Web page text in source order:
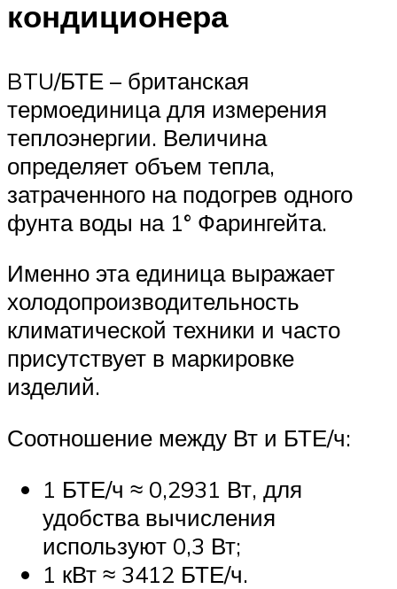
кондиционера
BTU/БТЕ – британская
термоединица для измерения
теплоэнергии. Величина
определяет объем тепла,
затраченного на подогрев одного
фунта воды на 1° Фарингейта.
Именно эта единица выражает
холодопроизводительность
климатической техники и часто
присутствует в маркировке
изделий.
Соотношение между Вт и БТЕ/ч:
1 БТЕ/ч ≈ 0,2931 Вт, для
удобства вычисления
используют 0,3 Вт;
1 кВт ≈ 3412 БТЕ/ч.